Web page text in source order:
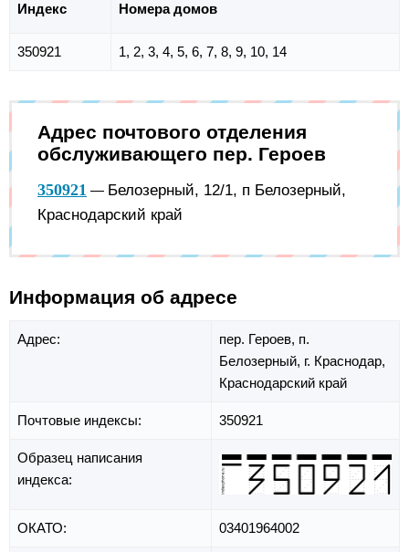
Индекс Номера домов
350921 1, 2, 3, 4, 5, 6, 7, 8, 9, 10, 14
Адрес почтового отделения
обслуживающего пер. Героев
350921 — Белозерный, 12/1, п Белозерный,
Краснодарский край
Информация об адресе
Адрес: пер. Героев, п.
Белозерный, г. Краснодар,
Краснодарский край
Почтовые индексы: 350921
Образец написания
индекса:
ОКАТО: 03401964002